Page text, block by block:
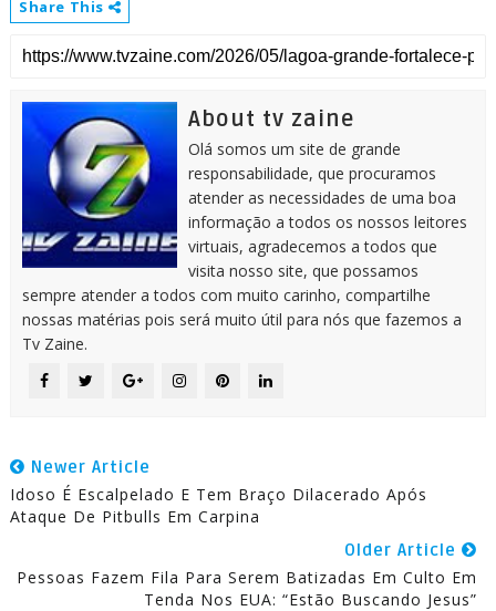
Share This
About tv zaine
Olá somos um site de grande
responsabilidade, que procuramos
atender as necessidades de uma boa
informação a todos os nossos leitores
virtuais, agradecemos a todos que
visita nosso site, que possamos
sempre atender a todos com muito carinho, compartilhe
nossas matérias pois será muito útil para nós que fazemos a
Tv Zaine.
Newer Article
Idoso É Escalpelado E Tem Braço Dilacerado Após
Ataque De Pitbulls Em Carpina
Older Article
Pessoas Fazem Fila Para Serem Batizadas Em Culto Em
Tenda Nos EUA: “Estão Buscando Jesus”